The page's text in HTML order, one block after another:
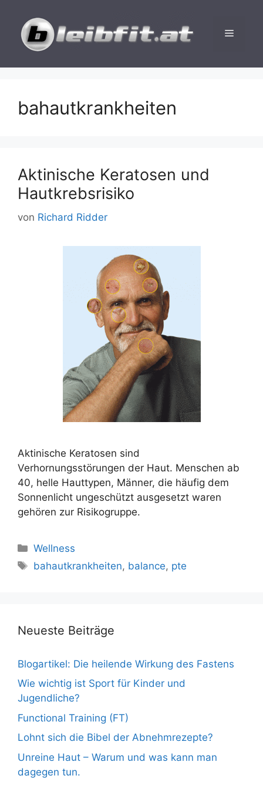
Inhalt
springen
Menü
bahautkrankheiten
Aktinische Keratosen und
Hautkrebsrisiko
von Richard Ridder
Aktinische Keratosen sind
Verhornungsstörungen der Haut. Menschen ab
40, helle Hauttypen, Männer, die häufig dem
Sonnenlicht ungeschützt ausgesetzt waren
gehören zur Risikogruppe.
Kategorien
Wellness
Schlagwörter
bahautkrankheiten, balance, pte
Neueste Beiträge
Blogartikel: Die heilende Wirkung des Fastens
Wie wichtig ist Sport für Kinder und
Jugendliche?
Functional Training (FT)
Lohnt sich die Bibel der Abnehmrezepte?
Unreine Haut – Warum und was kann man
dagegen tun.